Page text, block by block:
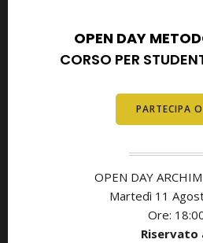
OPEN DAY
CORSO PER
PARTECIPA
OPEN DAY
Martedì 11
Ore:
Riservato